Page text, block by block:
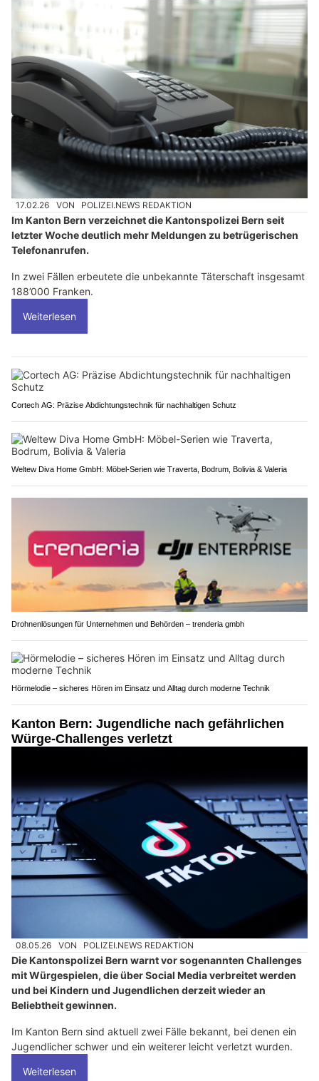
17.02.26 VON POLIZEI.NEWS REDAKTION
Im Kanton Bern verzeichnet die Kantonspolizei Bern seit
letzter Woche deutlich mehr Meldungen zu betrügerischen
Telefonanrufen.
In zwei Fällen erbeutete die unbekannte Täterschaft insgesamt
188’000 Franken.
Weiterlesen
Cortech AG: Präzise Abdichtungstechnik für nachhaltigen Schutz
Weltew Diva Home GmbH: Möbel-Serien wie Traverta, Bodrum, Bolivia & Valeria
Drohnenlösungen für Unternehmen und Behörden – trenderia gmbh
Hörmelodie – sicheres Hören im Einsatz und Alltag durch moderne Technik
Kanton Bern: Jugendliche nach gefährlichen
Würge-Challenges verletzt
08.05.26 VON POLIZEI.NEWS REDAKTION
Die Kantonspolizei Bern warnt vor sogenannten Challenges
mit Würgespielen, die über Social Media verbreitet werden
und bei Kindern und Jugendlichen derzeit wieder an
Beliebtheit gewinnen.
Im Kanton Bern sind aktuell zwei Fälle bekannt, bei denen ein
Jugendlicher schwer und ein weiterer leicht verletzt wurden.
Weiterlesen